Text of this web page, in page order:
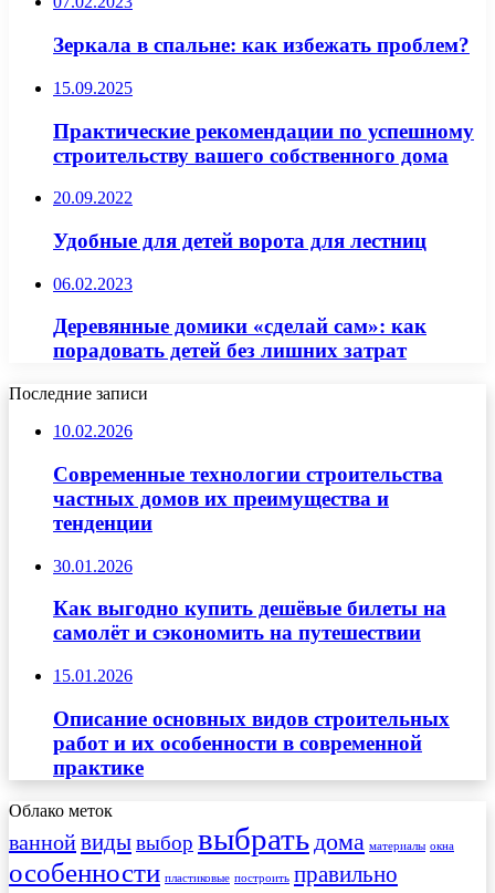
Зеркала в спальне: как избежать проблем?
15.09.2025
Практические рекомендации по успешному
строительству вашего собственного дома
20.09.2022
Удобные для детей ворота для лестниц
06.02.2023
Деревянные домики «сделай сам»: как
порадовать детей без лишних затрат
Последние записи
10.02.2026
Современные технологии строительства
частных домов их преимущества и
тенденции
30.01.2026
Как выгодно купить дешёвые билеты на
самолёт и сэкономить на путешествии
15.01.2026
Описание основных видов строительных
работ и их особенности в современной
практике
Облако меток
ваннойвидывыбор выбрать дома материалы окна
особенности пластиковые построить правильно